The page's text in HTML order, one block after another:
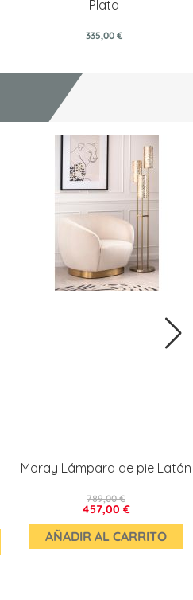
Plata
335,00 €
Moray Lámpara de pie Latón
457,00 €
789,00 €
AÑADIR AL CARRITO